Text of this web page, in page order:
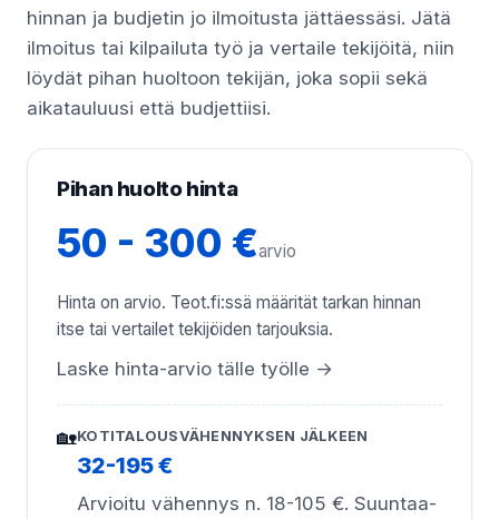
hinnan ja budjetin jo ilmoitusta jättäessäsi. Jätä
ilmoitus tai kilpailuta työ ja vertaile tekijöitä, niin
löydät pihan huoltoon tekijän, joka sopii sekä
aikatauluusi että budjettiisi.
Pihan huolto hinta
50 - 300 €arvio
Hinta on arvio. Teot.fi:ssä määrität tarkan hinnan
itse tai vertailet tekijöiden tarjouksia.
Laske hinta-arvio tälle työlle →
🏡KOTITALOUSVÄHENNYKSEN JÄLKEEN
32-195 €
Arvioitu vähennys n. 18-105 €. Suuntaa-